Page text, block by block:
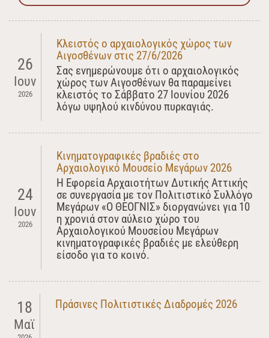
26
Ιουν
2026
Κλειστός ο αρχαιολογικός χώρος των
Αιγοσθένων στις 27/6/2026
Σας ενημερώνουμε ότι ο αρχαιολογικός
χώρος των Αιγοσθένων θα παραμείνει
κλειστός το Σάββατο 27 Ιουνίου 2026
λόγω υψηλού κινδύνου πυρκαγιάς.
24
Ιουν
2026
Κινηματογραφικές βραδιές στο
Αρχαιολογικό Μουσείο Μεγάρων 2026
Η Εφορεία Αρχαιοτήτων Δυτικής Αττικής
σε συνεργασία με τον Πολιτιστικό Συλλόγο
Μεγάρων «Ο ΘΕΟΓΝΙΣ» διοργανώνει για 10
η χρονιά στον αύλειο χώρο του
Αρχαιολογικού Μουσείου Μεγάρων
κινηματογραφικές βραδιές με ελεύθερη
είσοδο για το κοινό.
18
Μαϊ
Πράσινες Πολιτιστικές Διαδρομές 2026